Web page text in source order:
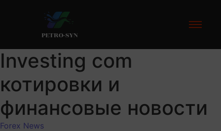
PETRO-SYN
Investing com
котировки и
финансовые новости
Forex News